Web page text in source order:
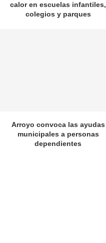
calor en escuelas infantiles,
colegios y parques
Arroyo convoca las ayudas
municipales a personas
dependientes